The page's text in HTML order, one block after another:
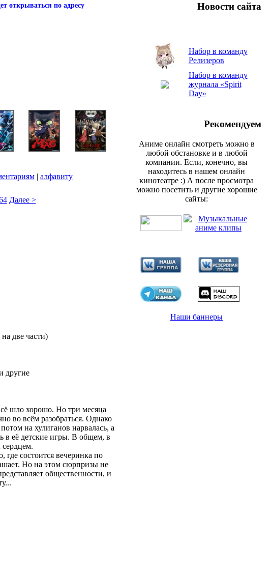
открываться по адресу
| алфавиту
Далее >
две части)
другие
шло хорошо. Но три месяца
во всём разобраться. Однако
на хулиганов нарвалась, а
в её детские игры. В общем, в
где состоится вечеринка по
Но на этом сюрпризы не
общественности, и
Новости сайта
Набор в команду
Релизеров
Набор в команду
журнала «Spirit
Day»
Рекомендуем
Аниме онлайн смотреть можно в
любой обстановке и в любой
компании. Если, конечно, вы
находитесь в нашем онлайн
кинотеатре :) А после просмотра
можно посетить и другие хорошие
сайты:
Наши баннеры